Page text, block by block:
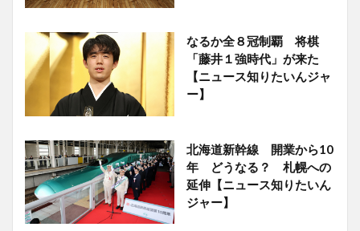
なるか全８冠制覇 将棋
「藤井１強時代」が来た
【ニュース知りたいんジャ
ー】
北海道新幹線 開業から10
年 どうなる？ 札幌への
延伸【ニュース知りたいん
ジャー】